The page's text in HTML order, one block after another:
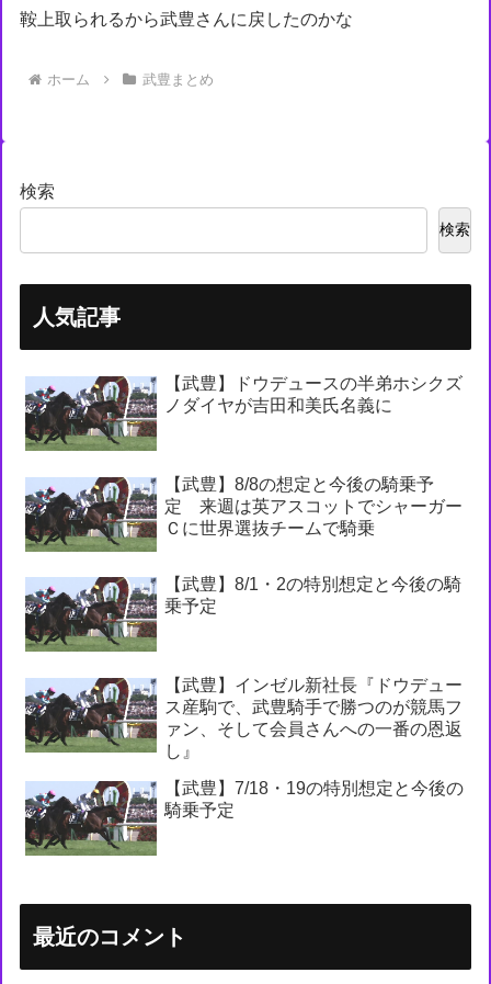
鞍上取られるから武豊さんに戻したのかな
ホーム 武豊まとめ
検索
検索
人気記事
【武豊】ドウデュースの半弟ホシクズ
ノダイヤが吉田和美氏名義に
【武豊】8/8の想定と今後の騎乗予
定 来週は英アスコットでシャーガー
Ｃに世界選抜チームで騎乗
【武豊】8/1・2の特別想定と今後の騎
乗予定
【武豊】インゼル新社長『ドウデュー
ス産駒で、武豊騎手で勝つのが競馬フ
ァン、そして会員さんへの一番の恩返
し』
【武豊】7/18・19の特別想定と今後の
騎乗予定
最近のコメント